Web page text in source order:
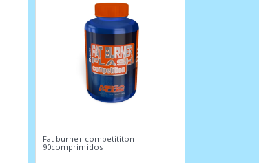
Fat burner competititon
90comprimidos